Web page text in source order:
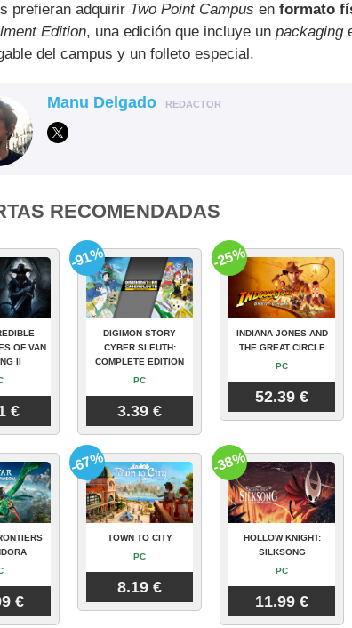
prefieran adquirir Two Point Campus en formato
Edition, una edición que incluye un packaging
del campus y un folleto especial.
Manu Delgado REDACTOR
RECOMENDADAS
OF VAN
II
€
DIGIMON STORY
CYBER SLEUTH:
COMPLETE EDITION
PC
3.39 €
-91%
INDIANA JONES AND
THE GREAT CIRCLE
PC
52.39 €
-25%
€
TOWN TO CITY
PC
8.19 €
-67%
HOLLOW KNIGHT:
SILKSONG
PC
11.99 €
-38%